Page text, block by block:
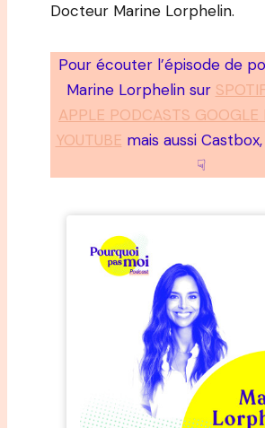
Docteur Marine Lorphelin.
Pour écouter l’épisode de
Marine Lorphelin sur
APPLE PODCASTS GOOGLE
YOUTUBE mais aussi
☟